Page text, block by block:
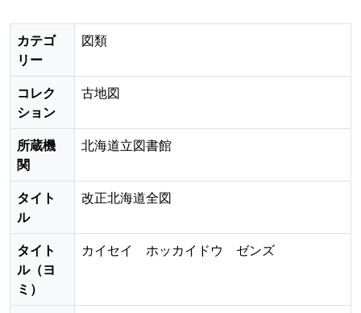
カテゴ
リー
図類
コレク
ション
古地図
所蔵機
関
北海道立図書館
タイト
ル
改正北海道全図
タイト
ル（ヨ
ミ）
カイセイ ホッカイドウ ゼンズ